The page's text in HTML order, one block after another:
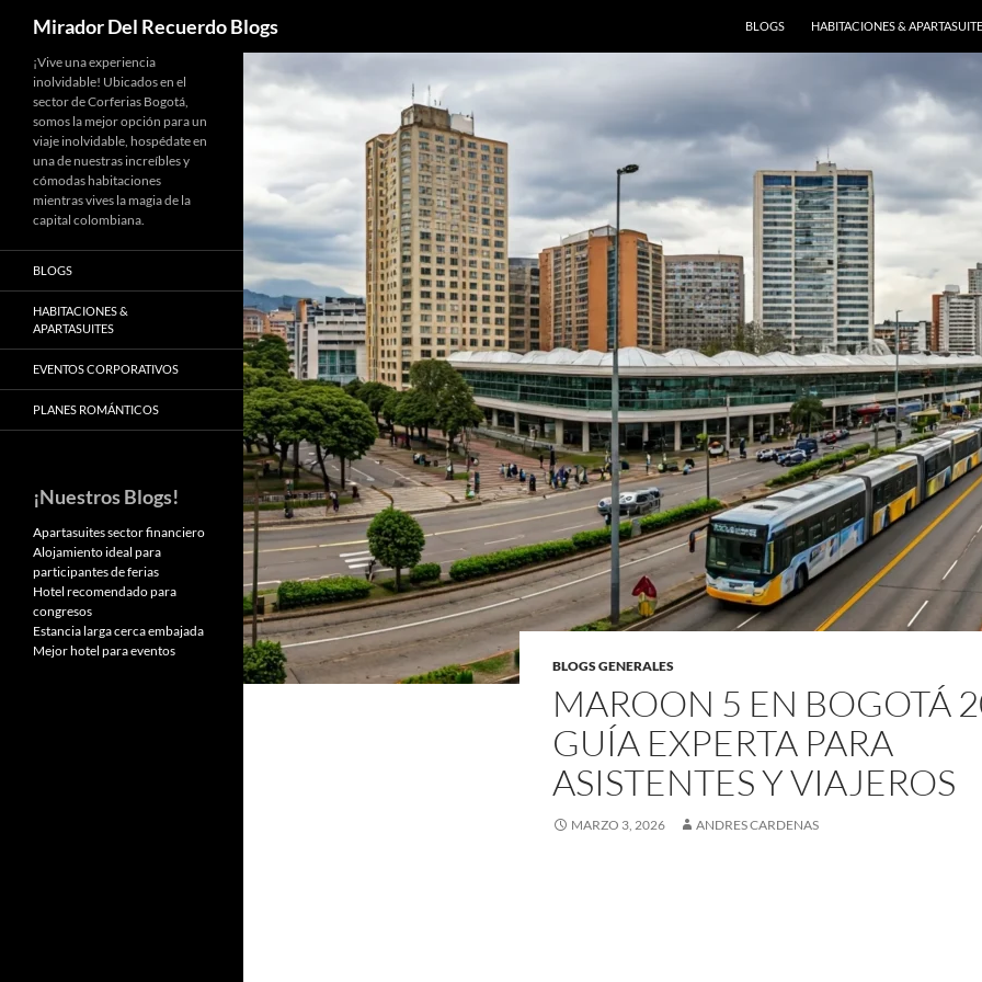
Saltar
contenido
Mirador Del Recuerdo Blogs BLOGS HABITACIONES &
BLOGS GENERALES
MAROON 5 EN BOGOTÁ
GUÍA EXPERTA PARA
ASISTENTES Y VIAJEROS
MARZO 3, 2026 ANDRES CARDENAS
¡Vive una experiencia
inolvidable! Ubicados en el
sector de Corferias Bogotá,
somos la mejor opción para un
viaje inolvidable, hospédate en
una de nuestras increíbles y
cómodas habitaciones
mientras vives la magia de la
capital colombiana.
BLOGS
HABITACIONES &
APARTASUITES
EVENTOS CORPORATIVOS
PLANES ROMÁNTICOS
¡Nuestros Blogs!
Apartasuites sector financiero
Alojamiento ideal para
participantes de ferias
Hotel recomendado para
congresos
Estancia larga cerca embajada
Mejor hotel para eventos